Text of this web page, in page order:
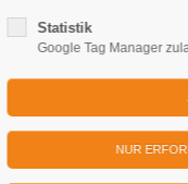
Statistik
Google Tag Manager